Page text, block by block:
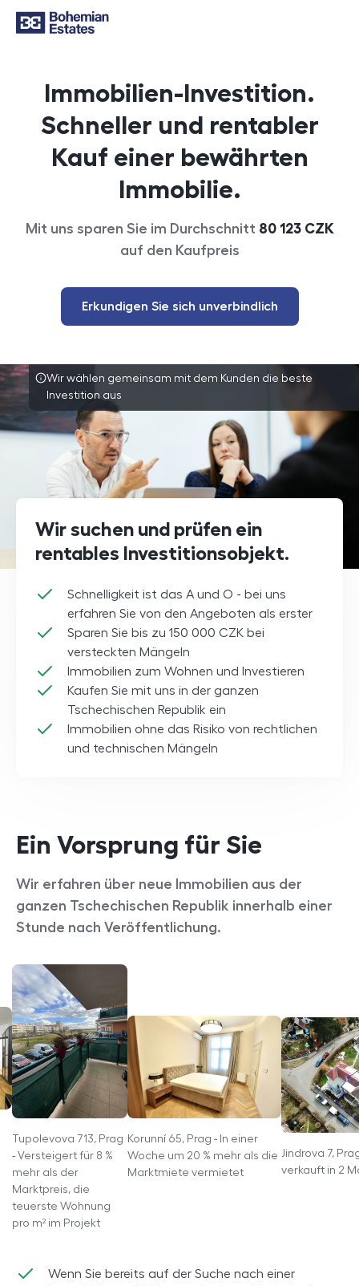
Immobilien-Investition.
Schneller und rentabler
Kauf einer bewährten
Immobilie.
Mit uns sparen Sie im Durchschnitt 80 123 CZK
auf den Kaufpreis
Erkundigen Sie sich unverbindlich
Wir wählen gemeinsam mit dem Kunden die beste
Investition aus
Wir suchen und prüfen ein
rentables Investitionsobjekt.
Schnelligkeit ist das A und O - bei uns
erfahren Sie von den Angeboten als erster
Sparen Sie bis zu 150 000 CZK bei
versteckten Mängeln
Immobilien zum Wohnen und Investieren
Kaufen Sie mit uns in der ganzen
Tschechischen Republik ein
Immobilien ohne das Risiko von rechtlichen
und technischen Mängeln
Ein Vorsprung für Sie
Wir erfahren über neue Immobilien aus der
ganzen Tschechischen Republik innerhalb einer
Stunde nach Veröffentlichung.
Tupolevova 713, Prag
- Versteigert für 8 %
mehr als der
Marktpreis, die
teuerste Wohnung
pro m² im Projekt
Korunní 65, Prag - In einer
Woche um 20 % mehr als die
Marktmiete vermietet
Jindrova 7,
verkauft in 2
Wenn Sie bereits auf der Suche nach einer